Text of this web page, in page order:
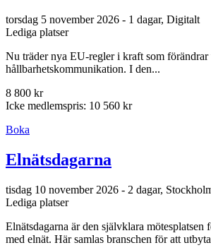
torsdag 5 november 2026 - 1 dagar, Digitalt
Lediga platser
Nu träder nya EU-regler i kraft som förändrar
hållbarhetskommunikation. I den...
8 800 kr
Icke medlemspris: 10 560 kr
Boka
Elnätsdagarna
tisdag 10 november 2026 - 2 dagar,
Lediga platser
Elnätsdagarna är den självklara mötesplatsen
med elnät. Här samlas branschen för att